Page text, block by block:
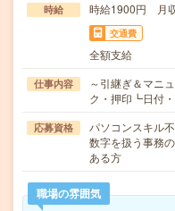
時給 時給1900円 月
交通費
全額支給
仕事内容
～引継ぎ＆マニ
ク・押印┗日付
応募資格
パソコンスキル
数字を扱う事務
ある方
職場の雰囲気